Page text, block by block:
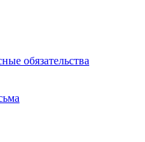
обязательства